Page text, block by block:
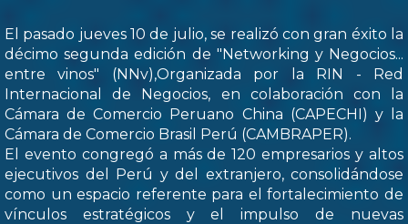
El pasado jueves 10 de julio, se realizó con gran éxito la
décimo segunda edición de "Networking y Negocios...
entre vinos" (NNv),Organizada por la RIN - Red
Internacional de Negocios, en colaboración con la
Cámara de Comercio Peruano China (CAPECHI) y la
Cámara de Comercio Brasil Perú (CAMBRAPER).
El evento congregó a más de 120 empresarios y altos
ejecutivos del Perú y del extranjero, consolidándose
como un espacio referente para el fortalecimiento de
vínculos estratégicos y el impulso de nuevas